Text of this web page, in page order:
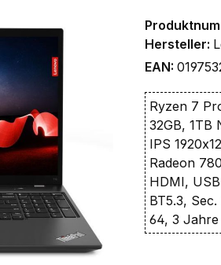
Hersteller:
EAN:
Ryzen 7
32GB, 1TB
IPS
Radeon
HDMI,
BT5.3,
64, 3 Jahre